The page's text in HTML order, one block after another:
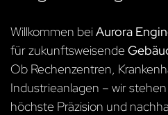
Willkommen beiAurora
für zukunftsweisende
Ob Rechenzentren,
Industrieanlagen – wir
höchste Präzision und